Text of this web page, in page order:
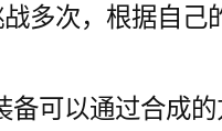
多次，根据自己
备可以通过合成